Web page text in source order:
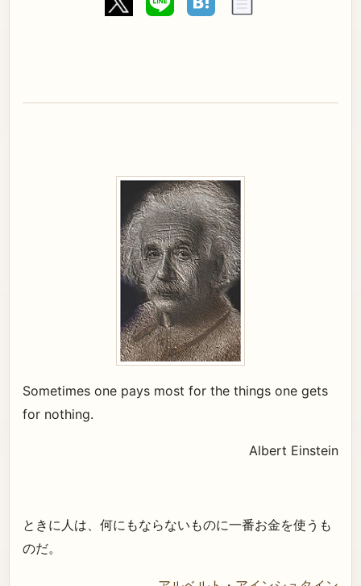
Sometimes one pays most for the things one gets
for nothing.
Albert Einstein
ときに人は、何にもならないものに一番お金を使うも
のだ。